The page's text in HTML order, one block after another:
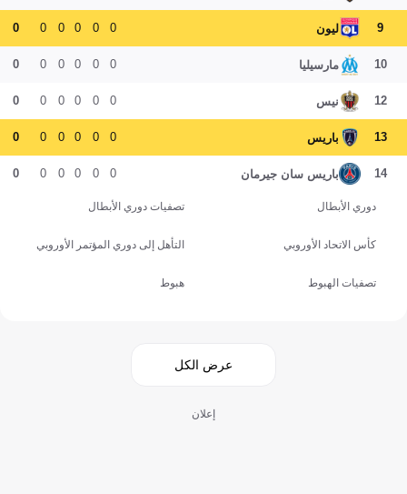
9 ليون 0
0
0
0
0
0
10 مارسيليا 0
0
0
0
0
0
12 نيس 0
0
0
0
0
0
13 باريس 0
0
0
0
0
0
14 باريس سان جيرمان 0
0
0
0
0
0
دوري الأبطال تصفيات دوري الأبطال
كأس الاتحاد الأوروبي التأهل إلى دوري المؤتمر الأوروبي
تصفيات الهبوط هبوط
عرض الكل
إعلان